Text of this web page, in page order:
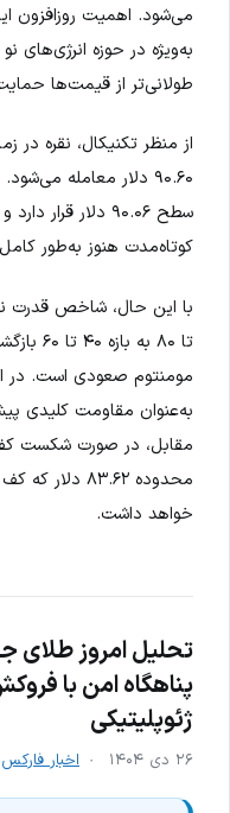
می‌شود. اهمیت روزافزون
به‌ویژه در حوزه انرژی‌های
طولانی‌تر از قیمت‌ها
از منظر تکنیکال، نقره
سطح ۹۰.۰۶ دلار
کوتاه‌مدت هنوز به‌طور
تا ۸۰
به‌عنوان مقاومت کلیدی
خواهد داشت.
تحلیل امروز طلای
پناهگاه امن با
ژئوپلیتیکی
۲۶ دی ۱۴۰۴ اخبار فارکس